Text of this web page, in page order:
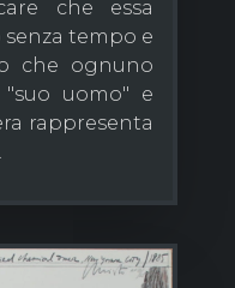
che essa
tempo e
che ognuno
uomo" e
rappresenta